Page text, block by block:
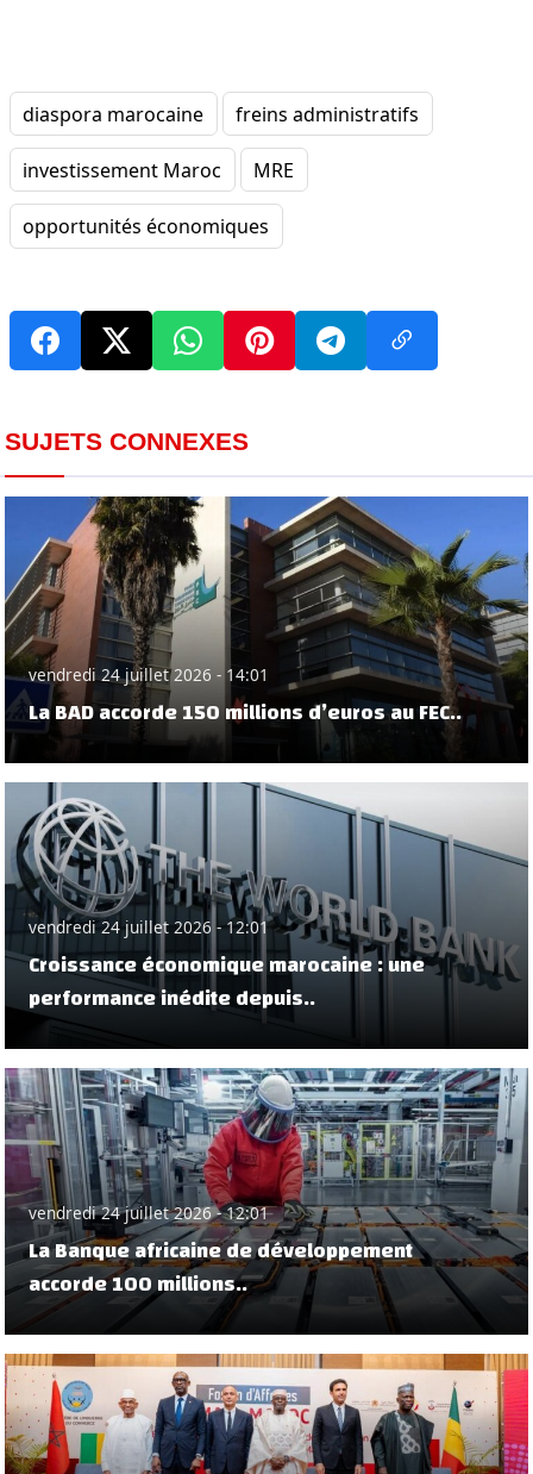
diaspora marocaine freins administratifs
investissement Maroc MRE
opportunités économiques
SUJETS CONNEXES
vendredi 24 juillet 2026 - 14:01
La BAD accorde 150 millions d’euros au FEC..
vendredi 24 juillet 2026 - 12:01
Croissance économique marocaine : une
performance inédite depuis..
vendredi 24 juillet 2026 - 12:01
La Banque africaine de développement
accorde 100 millions..